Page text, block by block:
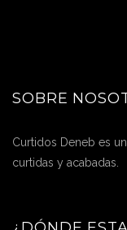
SOBRE
Curtidos Deneb es
curtidas y acabadas.